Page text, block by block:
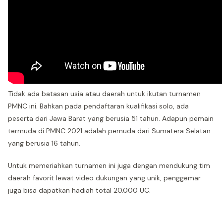
Tidak ada batasan usia atau daerah untuk ikutan turnamen
PMNC ini. Bahkan pada pendaftaran kualifikasi solo, ada
peserta dari Jawa Barat yang berusia 51 tahun. Adapun pemain
termuda di PMNC 2021 adalah pemuda dari Sumatera Selatan
yang berusia 16 tahun.
Untuk memeriahkan turnamen ini juga dengan mendukung tim
daerah favorit lewat video dukungan yang unik, penggemar
juga bisa dapatkan hadiah total 20.000 UC.